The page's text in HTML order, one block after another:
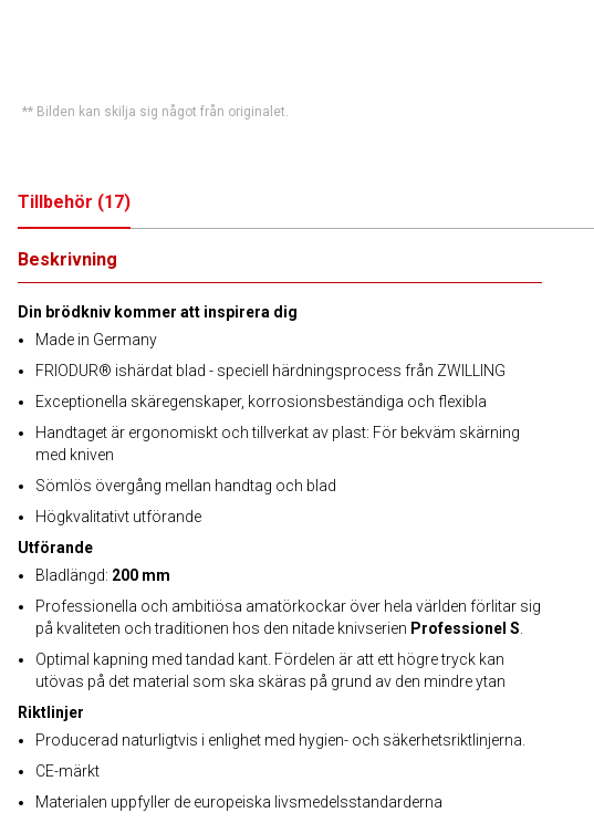
** Bilden kan skilja sig något från originalet.
Tillbehör (17)
Beskrivning
Din brödkniv kommer att inspirera dig
Made in Germany
FRIODUR® ishärdat blad - speciell härdningsprocess från ZWILLING
Exceptionella skäregenskaper, korrosionsbeständiga och flexibla
Handtaget är ergonomiskt och tillverkat av plast: För bekväm skärning
med kniven
Sömlös övergång mellan handtag och blad
Högkvalitativt utförande
Utförande
Bladlängd: 200 mm
Professionella och ambitiösa amatörkockar över hela världen förlitar sig
på kvaliteten och traditionen hos den nitade knivserien Professionel S
Optimal kapning med tandad kant. Fördelen är att ett högre tryck kan
utövas på det material som ska skäras på grund av den mindre ytan
Riktlinjer
Producerad naturligtvis i enlighet med hygien- och säkerhetsriktlinjerna.
CE-märkt
Materialen uppfyller de europeiska livsmedelsstandarderna